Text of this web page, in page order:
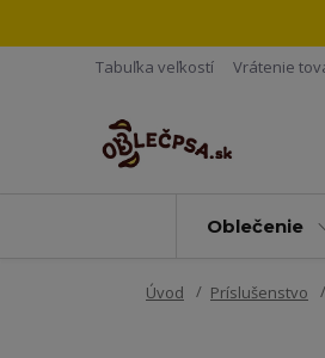
Tabuľka veľkostí Vrátenie
Oblečenie
Úvod Príslušenstvo